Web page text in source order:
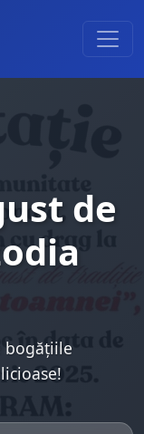
de
bogățiile